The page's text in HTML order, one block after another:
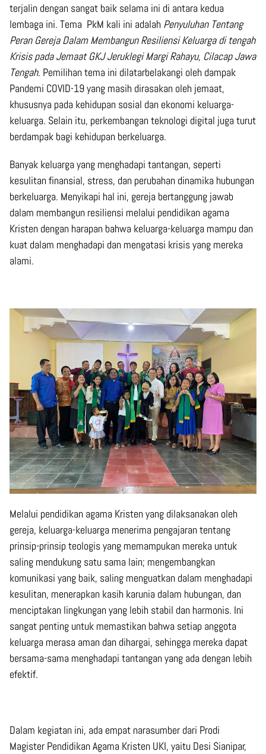
terjalin dengan sangat baik selama ini di antara kedua
lembaga ini. Tema PkM kali ini adalah Penyuluhan Tentang
Peran Gereja Dalam Membangun Resiliensi Keluarga di tengah
Krisis pada Jemaat GKJ Jeruklegi Margi Rahayu, Cilacap Jawa
Tengah. Pemilihan tema ini dilatarbelakangi oleh dampak
Pandemi COVID-19 yang masih dirasakan oleh jemaat,
khususnya pada kehidupan sosial dan ekonomi keluarga-
keluarga. Selain itu, perkembangan teknologi digital juga turut
berdampak bagi kehidupan berkeluarga.
Banyak keluarga yang menghadapi tantangan, seperti
kesulitan finansial, stress, dan perubahan dinamika hubungan
berkeluarga. Menyikapi hal ini, gereja bertanggung jawab
dalam membangun resiliensi melalui pendidikan agama
Kristen dengan harapan bahwa keluarga-keluarga mampu dan
kuat dalam menghadapi dan mengatasi krisis yang mereka
alami.
Melalui pendidikan agama Kristen yang dilaksanakan oleh
gereja, keluarga-keluarga menerima pengajaran tentang
prinsip-prinsip teologis yang memampukan mereka untuk
saling mendukung satu sama lain; mengembangkan
komunikasi yang baik, saling menguatkan dalam menghadapi
kesulitan, menerapkan kasih karunia dalam hubungan, dan
menciptakan lingkungan yang lebih stabil dan harmonis. Ini
sangat penting untuk memastikan bahwa setiap anggota
keluarga merasa aman dan dihargai, sehingga mereka dapat
bersama-sama menghadapi tantangan yang ada dengan lebih
efektif.
Dalam kegiatan ini, ada empat narasumber dari Prodi
Magister Pendidikan Agama Kristen UKI, yaitu Desi Sianipar,